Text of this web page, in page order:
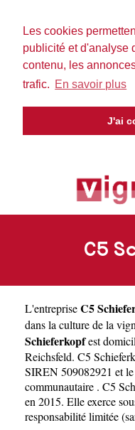
Les cookies
publicité et d'analyse
contenu, les
trafic. En savoir plus
J'ai
C5
L'entrepriseC5
dans la culture de la
Schieferkopfest
Reichsfeld. C5
SIREN 509082921 et
communautaire . C5
en 2015. Elle exerce
responsabilité limitée